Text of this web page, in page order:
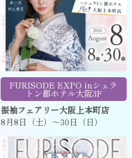
FURISODE EXPO inシェラ
トン都ホテル大阪3F
振袖フェアリー大阪上本町店
8月8日（土）～30日（日）